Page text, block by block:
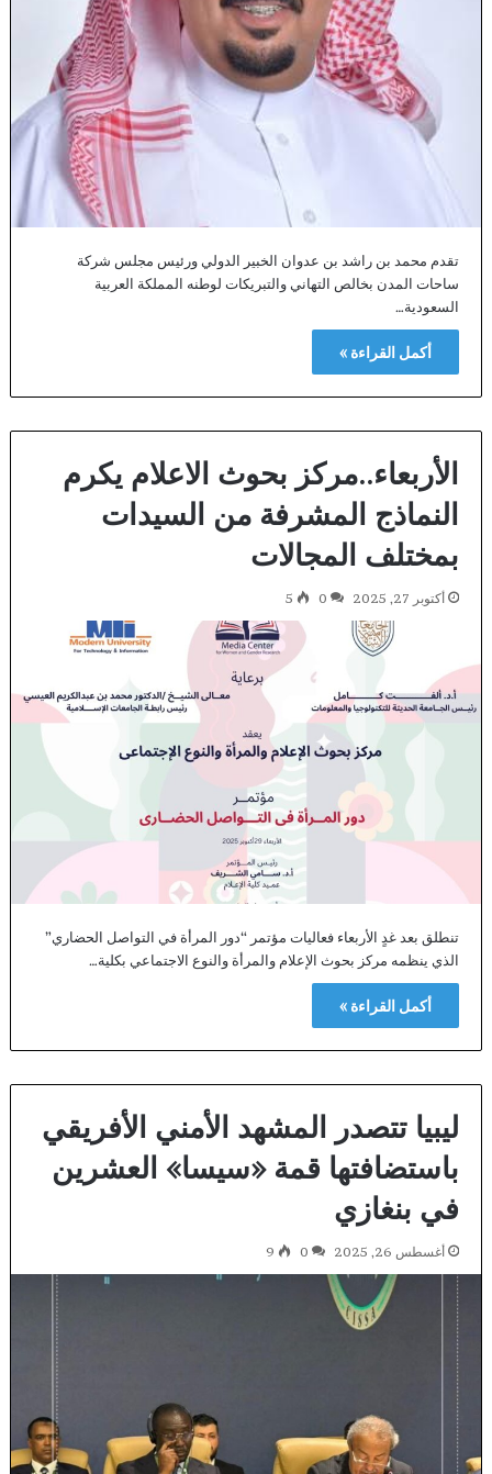
تقدم محمد بن راشد بن عدوان الخبير الدولي ورئيس مجلس شركة
ساحات المدن بخالص التهاني والتبريكات لوطنه المملكة العربية
السعودية…
أكمل القراءة »
الأربعاء..مركز بحوث الاعلام يكرم
النماذج المشرفة من السيدات
بمختلف المجالات
أكتوبر 27, 2025 0
5
تنطلق بعد غدٍ الأربعاء فعاليات مؤتمر “دور المرأة في التواصل الحضاري”
الذي ينظمه مركز بحوث الإعلام والمرأة والنوع الاجتماعي بكلية…
أكمل القراءة »
ليبيا تتصدر المشهد الأمني الأفريقي
باستضافتها قمة «سيسا» العشرين
في بنغازي
أغسطس 26, 2025 0
9